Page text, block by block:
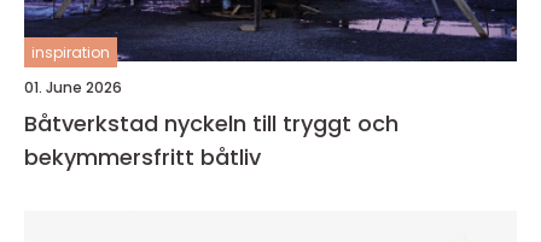
inspiration
01. June 2026
Båtverkstad nyckeln till tryggt och
bekymmersfritt båtliv